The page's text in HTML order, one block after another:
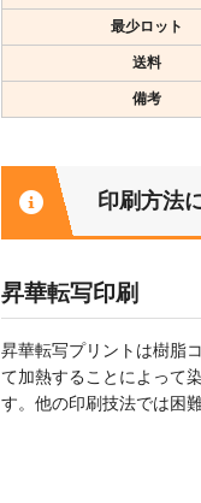
最少ロット
送料
備考
印刷方法
昇華転写印刷
昇華転写プリントは樹脂
て加熱することによって
す。他の印刷技法では困